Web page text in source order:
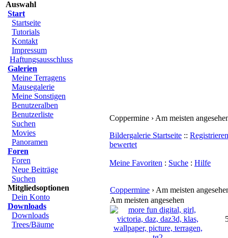
Auswahl
Start
Startseite
Tutorials
Kontakt
Impressum
Haftungsausschluss
Galerien
Meine Terragens
Mausegalerie
Meine Sonstigen
Benutzeralben
Benutzerliste
Suchen
Movies
Panoramen
Foren
Foren
Neue Beiträge
Suchen
Mitgliedsoptionen
Dein Konto
Downloads
Downloads
Trees/Bäume
Coppermine › Am meisten
Bildergalerie Startseite :: Registrieren
bewertet
Meine Favoriten : Suche : Hilfe
Coppermine › Am meisten
Am meisten angesehen